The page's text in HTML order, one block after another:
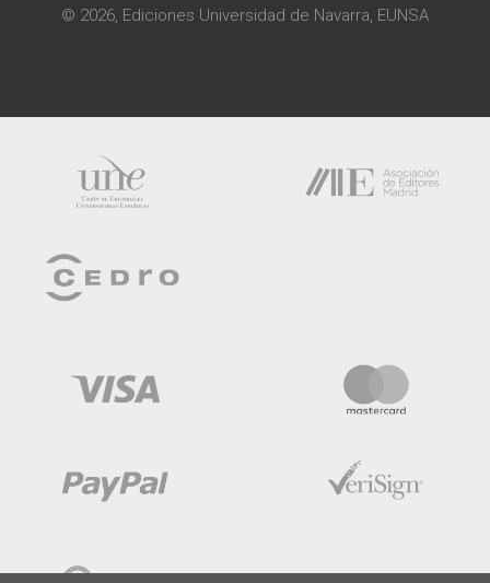
© 2026, Ediciones Universidad de Navarra, EUNSA